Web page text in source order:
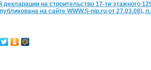
декларации на строительство 17-ти этажного
на cайте WWW.S-nip.ru от 27.03.08),